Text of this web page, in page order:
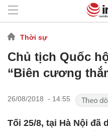
Thời sự
Chủ tịch Quốc
“Biên cương
26/08/2018 - 14:55
Tối 25/8, tại Hà Nội